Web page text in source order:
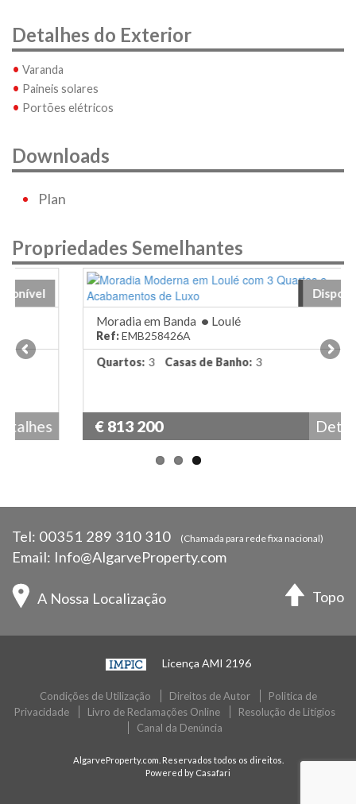
Detalhes do Exterior
• Varanda
• Paineis solares
• Portões elétricos
Downloads
Plan
Propriedades Semelhantes
Disponível
Moradia em Banda•Loulé
EMB258426A
3 Casas de Banho: 3
€ 813 200 Detalhes
Tel: 00351 289 310 310 (Chamada para rede fixa nacional)
Email: Info@AlgarveProperty.com
A Nossa Localização Topo
Licença AMI 2196
Condições de Utilização Direitos de Autor
Politica de
Privacidade
Livro de Reclamações Online
Resolução de Litígios
Canal da Denúncia
AlgarveProperty.com. Reservados todos os direitos.
Powered by Casafari